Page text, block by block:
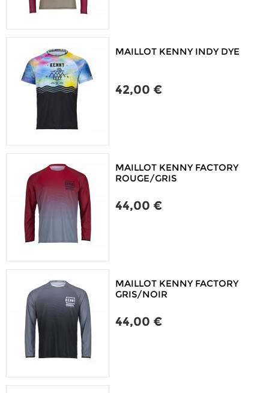
MAILLOT KENNY INDY DYE
42,00 €
MAILLOT KENNY FACTORY
ROUGE/GRIS
44,00 €
MAILLOT KENNY FACTORY
GRIS/NOIR
44,00 €